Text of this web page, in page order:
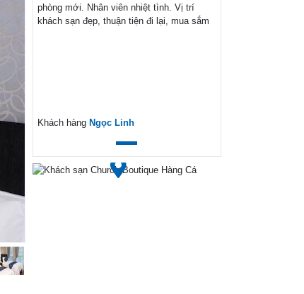
phòng mới. Nhân viên nhiệt tình. Vị trí
khách sạn đẹp, thuận tiện đi lại, mua sắm
Khách hàng Ngọc Linh